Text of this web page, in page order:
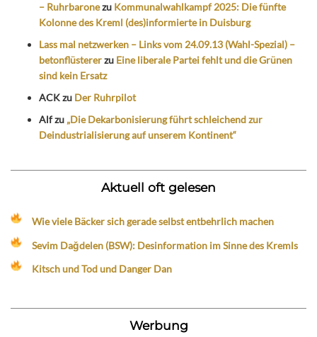
– Ruhrbaronezu Kommunalwahlkampf 2025: Die fünfte
Kolonne des Kreml (des)informierte in Duisburg
Lass mal netzwerken – Links vom 24.09.13 (Wahl-Spezial) –
betonflüstererzu Eine liberale Partei fehlt und die Grünen
sind kein Ersatz
ACKzu Der Ruhrpilot
Alfzu „Die Dekarbonisierung führt schleichend zur
Deindustrialisierung auf unserem Kontinent“
Aktuell oft gelesen
Wie viele Bäcker sich gerade selbst entbehrlich machen
Sevim Dağdelen (BSW): Desinformation im Sinne des Kremls
Kitsch und Tod und Danger Dan
Werbung